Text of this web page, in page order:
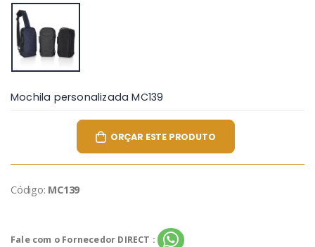
Mochila personalizada MC139
ORÇAR ESTE PRODUTO
Código: MC139
Fale com o Fornecedor DIRECT :